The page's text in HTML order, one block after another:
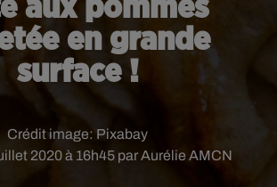
aux pommes
en grande
surface !
2020 à 16h45 par Aurélie AMCN
Crédit image: Pixabay